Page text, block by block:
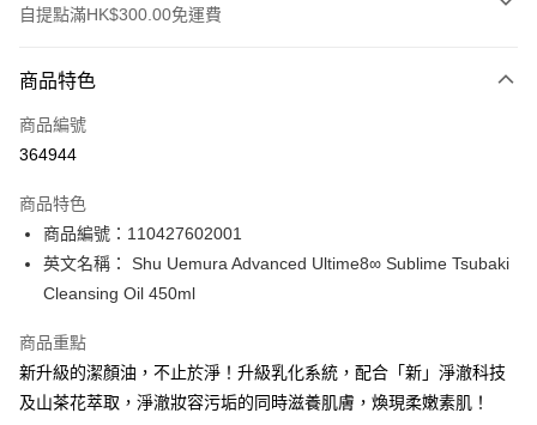
自提點滿HK$300.00免運費
信用卡
Apple Pay
PayMe
WeChat Pay
送貨方式
順豐自助櫃 - 確認發貨後1-3個工作天送達
商品特色
商品編號
364944
商品特色
商品編號：110427602001
英文名稱： Shu Uemura Advanced Ultime8∞ Sublime Tsubaki
Cleansing Oil 450ml
商品重點
新升級的潔顏油，不止於淨！升級乳化系統，配合「新」淨澈科技
及山茶花萃取，淨澈妝容污垢的同時滋養肌膚，煥現柔嫩素肌！